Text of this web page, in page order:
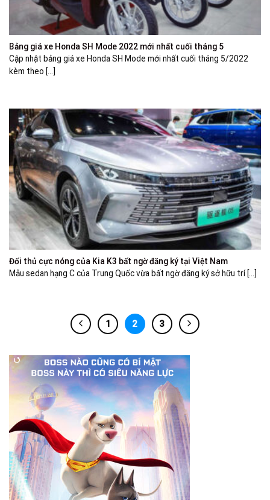
Bảng giá xe Honda SH Mode 2022 mới nhất cuối tháng 5
Cập nhật bảng giá xe Honda SH Mode mới nhất cuối tháng 5/2022
kèm theo [...]
Đối thủ cực nóng của Kia K3 bất ngờ đăng ký tại Việt Nam
Mẫu sedan hạng C của Trung Quốc vừa bất ngờ đăng ký sở hữu trí [...]
1 2 3